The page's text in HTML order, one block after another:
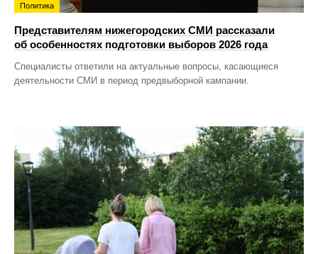
Политика
Представителям нижегородских СМИ рассказали
об особенностях подготовки выборов 2026 года
Специалисты ответили на актуальные вопросы, касающиеся
деятельности СМИ в период предвыборной кампании.